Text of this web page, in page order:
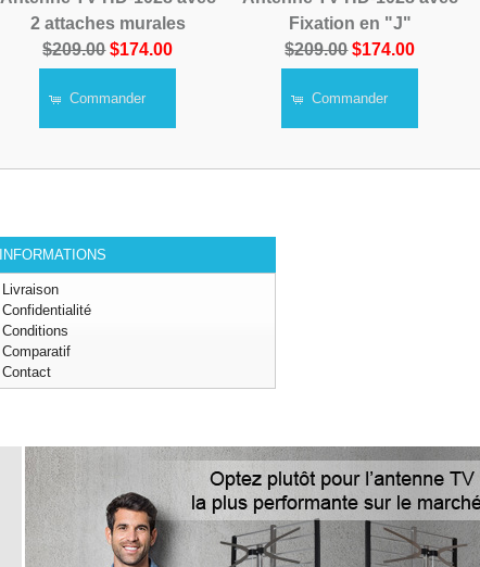
2 attaches murales
$209.00 $174.00
Commander
Fixation en "J"
$209.00 $174.00
Commander
INFORMATIONS
Livraison
Confidentialité
Conditions
Comparatif
Contact